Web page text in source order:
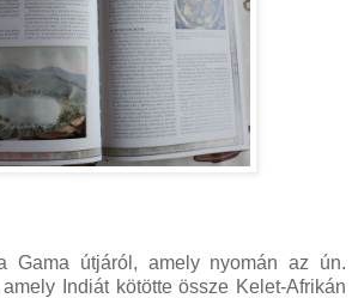
Gama útjáról, amely nyomán az ún.
Indiát kötötte össze Kelet-Afrikán